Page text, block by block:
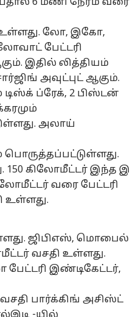
லோ, இகோ,
பேட்டரி
இதில் லித்தியம்
அவுட்புட் ஆகும்.
ப்ரேக், 2 பிஸ்டன்
அலாய்
150 கிலோமீட்டர் இந்த இ
வரை பேட்டரி
உள்ளது.
ஜிபிஎஸ், மொபைல்
வசதி உள்ளது.
பேட்டரி இண்டிகேட்டர்,
பார்க்கிங் அசிஸ்ட்